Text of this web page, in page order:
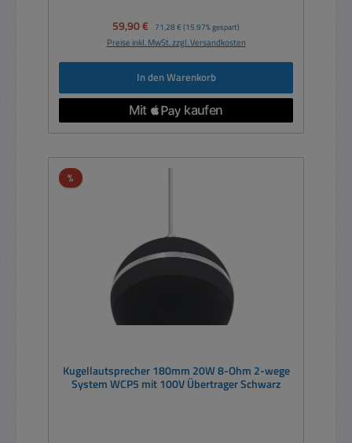
Verkaufspreis:
59,90 € Regulärer Preis:
71,28 € (15.97% gespart)
Preise inkl. MwSt. zzgl. Versandkosten
In den Warenkorb
%Rabatt
Kugellautsprecher 180mm 20W 8-Ohm 2-wege
System WCP5 mit 100V Übertrager Schwarz